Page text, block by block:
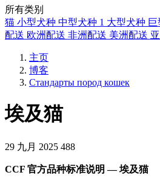
所有类别
猫 小型犬种 中型犬种 1 大型犬种
配送 欧洲配送 非洲配送 美洲配送
主页
博客
Стандарты пород кошек
埃及猫
29 九月 2025 488
CCF 官方品种标准说明 — 埃及猫